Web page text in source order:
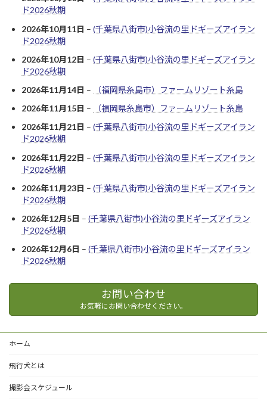
ド2026秋期
2026年10月11日 – (千葉県八街市)小谷流の里ドギーズアイラン
ド2026秋期
2026年10月12日 – (千葉県八街市)小谷流の里ドギーズアイラン
ド2026秋期
2026年11月14日 –
（福岡県糸島市）ファームリゾート糸島
2026年11月15日 –
（福岡県糸島市）ファームリゾート糸島
2026年11月21日 – (千葉県八街市)小谷流の里ドギーズアイラン
ド2026秋期
2026年11月22日 – (千葉県八街市)小谷流の里ドギーズアイラン
ド2026秋期
2026年11月23日 – (千葉県八街市)小谷流の里ドギーズアイラン
ド2026秋期
2026年12月5日 – (千葉県八街市)小谷流の里ドギーズアイラン
ド2026秋期
2026年12月6日 – (千葉県八街市)小谷流の里ドギーズアイラン
ド2026秋期
お問い合わせ
お気軽にお問い合わせください。
ホーム
飛行犬とは
撮影会スケジュール